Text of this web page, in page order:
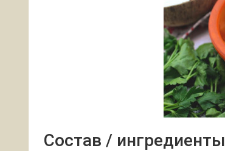
Состав / ингредиенты